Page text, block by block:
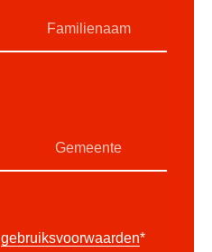
gebruiksvoorwaarden*